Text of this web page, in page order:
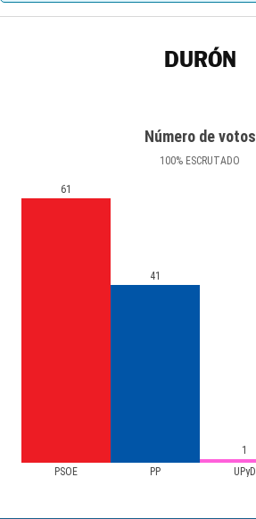
DURÓN
Número de votos
100% ESCRUTADO
PSOE PP UPyD
61
41
1